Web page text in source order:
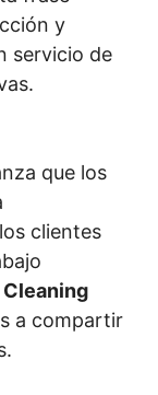
y
servicio de
que los
clientes
a compartir